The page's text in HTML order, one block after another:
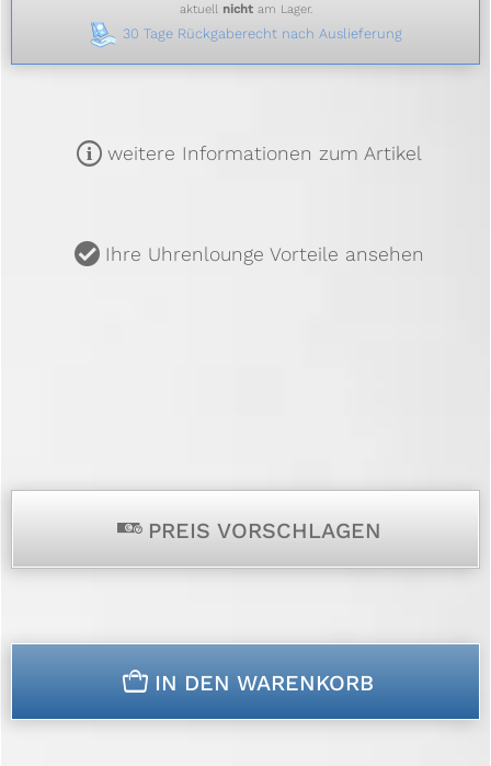
aktuell nichtam Lager.
30 Tage Rückgaberecht nach Auslieferung
m weitere Informationen zum Artikel
u Ihre Uhrenlounge Vorteile ansehen
p PREIS VORSCHLAGEN
n IN DEN WARENKORB